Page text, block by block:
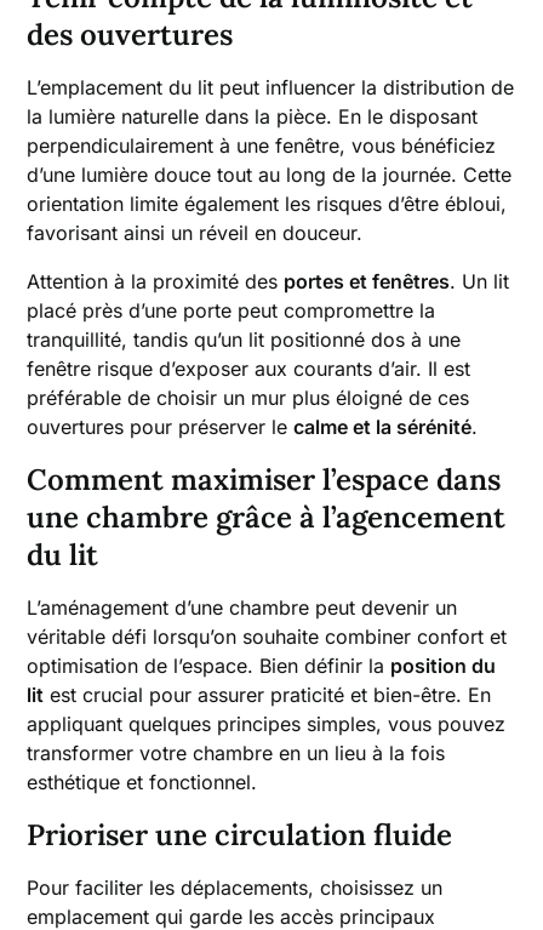
des ouvertures
L’emplacement du lit peut influencer la distribution de
la lumière naturelle dans la pièce. En le disposant
perpendiculairement à une fenêtre, vous bénéficiez
d’une lumière douce tout au long de la journée. Cette
orientation limite également les risques d’être ébloui,
favorisant ainsi un réveil en douceur.
Attention à la proximité des portes et fenêtres. Un lit
placé près d’une porte peut compromettre la
tranquillité, tandis qu’un lit positionné dos à une
fenêtre risque d’exposer aux courants d’air. Il est
préférable de choisir un mur plus éloigné de ces
ouvertures pour préserver lecalme et la sérénité.
Comment maximiser l’espace dans
une chambre grâce à l’agencement
du lit
L’aménagement d’une chambre peut devenir un
véritable défi lorsqu’on souhaite combiner confort et
optimisation de l’espace. Bien définir la position du
lit est crucial pour assurer praticité et bien-être. En
appliquant quelques principes simples, vous pouvez
transformer votre chambre en un lieu à la fois
esthétique et fonctionnel.
Prioriser une circulation fluide
Pour faciliter les déplacements, choisissez un
emplacement qui garde les accès principaux